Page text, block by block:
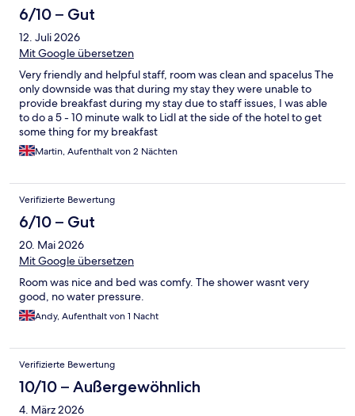
6/10 – Gut
12. Juli 2026
Mit Google übersetzen
Very friendly and helpful staff, room was clean and spacelus The
only downside was that during my stay they were unable to
provide breakfast during my stay due to staff issues, I was able
to do a 5 - 10 minute walk to Lidl at the side of the hotel to get
some thing for my breakfast
Martin, Aufenthalt von 2 Nächten
Verifizierte Bewertung
6/10 – Gut
20. Mai 2026
Mit Google übersetzen
Room was nice and bed was comfy. The shower wasnt very
good, no water pressure.
Andy, Aufenthalt von 1 Nacht
Verifizierte Bewertung
10/10 – Außergewöhnlich
4. März 2026